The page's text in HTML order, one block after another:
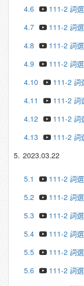
4.6
111-2 詞
4.7
111-2 詞
4.8
111-2 詞
4.9
111-2 詞
4.10
111-2 詞
4.11
111-2 詞
4.12
111-2 詞
4.13
111-2 詞
5. 2023.03.22
5.1
111-2 詞
5.2
111-2 詞
5.3
111-2 詞
5.4
111-2 詞
5.5
111-2 詞
5.6
111-2 詞